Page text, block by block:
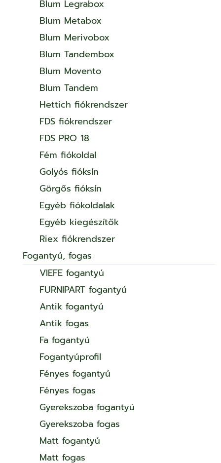
Blum Legrabox
Blum Metabox
Blum Merivobox
Blum Tandembox
Blum Movento
Blum Tandem
Hettich fiókrendszer
FDS fiókrendszer
FDS PRO 18
Fém fiókoldal
Golyós fióksín
Görgős fióksín
Egyéb fiókoldalak
Egyéb kiegészítők
Riex fiókrendszer
Fogantyú, fogas
VIEFE fogantyú
FURNIPART fogantyú
Antik fogantyú
Antik fogas
Fa fogantyú
Fogantyúprofil
Fényes fogantyú
Fényes fogas
Gyerekszoba fogantyú
Gyerekszoba fogas
Matt fogantyú
Matt fogas